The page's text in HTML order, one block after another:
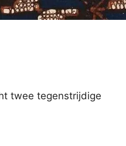
twee tegenstrijdige